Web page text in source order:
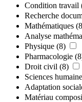
Condition travail
Recherche
Mathématiques
Analyse
Physique (8)
Pharmacologie
Droit civil (8)
Sciences
Adaptation
Matériau